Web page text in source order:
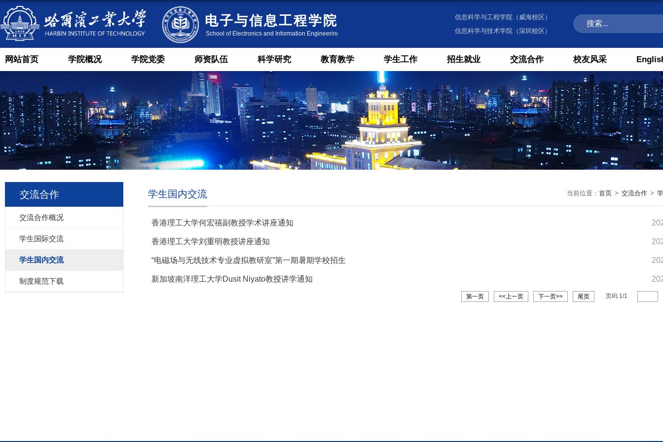
信息科学与工程学院（威海校区）
信息科学与技术学院（深圳校区）
网站首页 学院概况 学院党委 师资队伍 科学研究 教育教学 学生工作 招生就业 交流合作 校友风采
交流合作
交流合作概况
学生国际交流
学生国内交流
制度规范下载
当前位置： 首页 > 交流合作 >
学生国内交流
香港理工大学何宏禧副教授学术讲座通知
香港理工大学刘重明教授讲座通知
“电磁场与无线技术专业虚拟教研室”第一期暑期学校招生
新加坡南洋理工大学Dusit Niyato教授讲学通知
第一页 <<上一页 下一页>> 尾页 页码 1/1